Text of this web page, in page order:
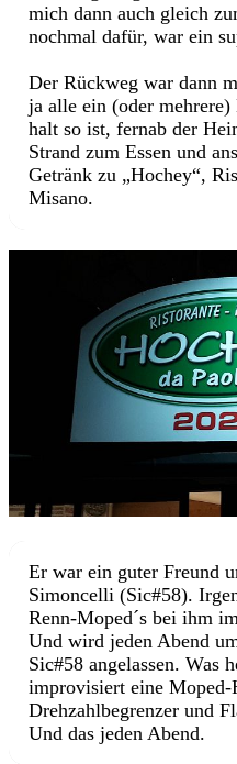
mich dann auch gleich
nochmal dafür, war ein
Der Rückweg war dann
ja alle ein (oder
halt so ist, fernab der
Strand zum Essen und
Getränk zu „Hochey“,
Misano.
Er war ein guter Freund
Simoncelli (Sic#58).
Renn-Moped´s bei ihm
Und wird jeden Abend
Sic#58 angelassen. Was
improvisiert eine
Drehzahlbegrenzer und
Und das jeden Abend.